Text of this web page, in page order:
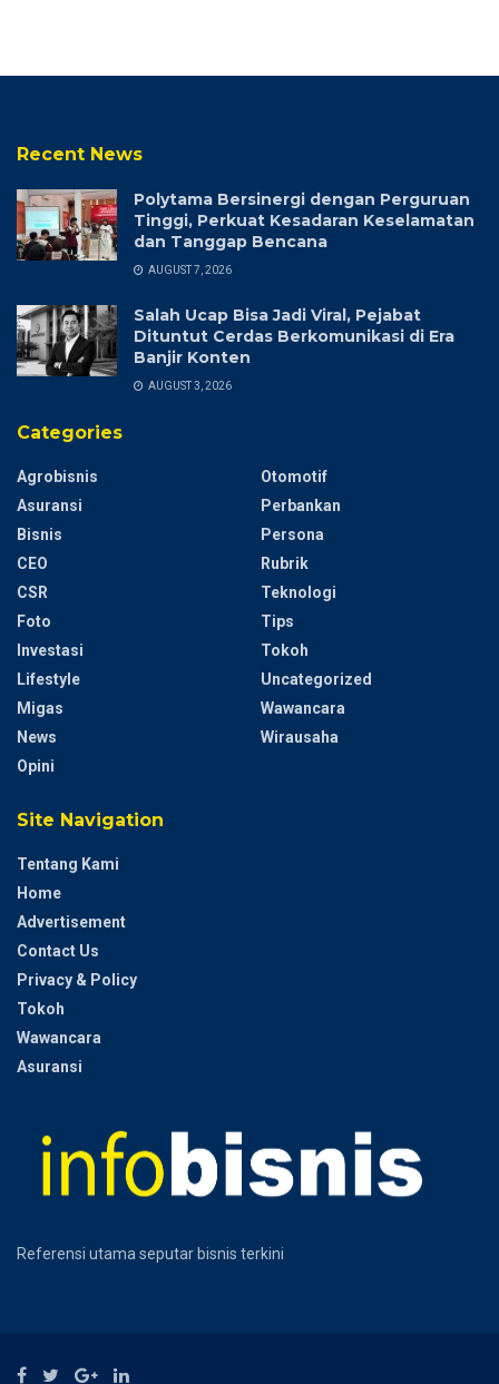
Recent News
Polytama Bersinergi dengan Perguruan
Tinggi, Perkuat Kesadaran Keselamatan
dan Tanggap Bencana
AUGUST 7, 2026
Salah Ucap Bisa Jadi Viral, Pejabat
Dituntut Cerdas Berkomunikasi di Era
Banjir Konten
AUGUST 3, 2026
Categories
Agrobisnis
Asuransi
Bisnis
CEO
CSR
Foto
Investasi
Lifestyle
Migas
News
Opini
Otomotif
Perbankan
Persona
Rubrik
Teknologi
Tips
Tokoh
Uncategorized
Wawancara
Wirausaha
Site Navigation
Tentang Kami
Home
Advertisement
Contact Us
Privacy & Policy
Tokoh
Wawancara
Asuransi
Referensi utama seputar bisnis terkini